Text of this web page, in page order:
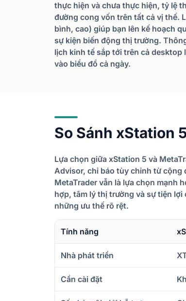
thực hiện và chưa thực hiện, tỷ lệ
đường cong vốn trên tất cả vị thế.
bình, cao) giúp bạn lên kế hoạch
sự kiện biến động thị trường.
lịch kinh tế sắp tới trên cả
vào biểu đồ cả ngày.
So Sánh xStation
Lựa chọn giữa xStation 5 và
Advisor, chỉ báo tùy chỉnh từ cộng
MetaTrader vẫn là lựa chọn mạnh
hợp, tâm lý thị trường và sự tiện
những ưu thế rõ rệt.
Tính năng
Nhà phát triển
Cần cài đặt